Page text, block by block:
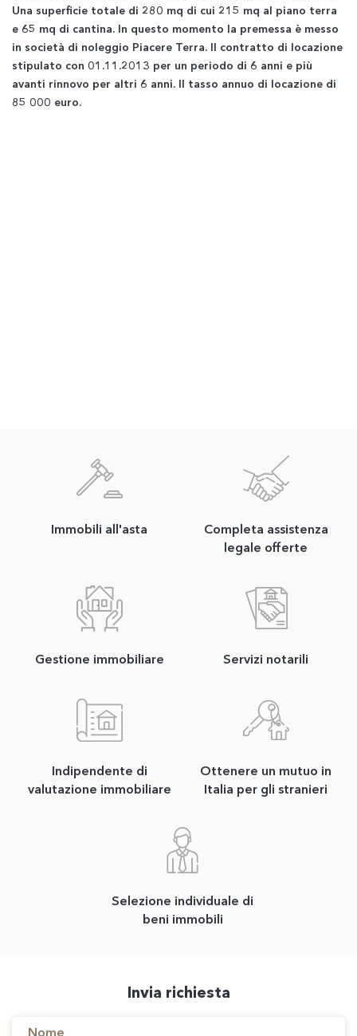
Una superficie totale di 280 mq di cui 215 mq al piano terra
e 65 mq di cantina. In questo momento la premessa è messo
in società di noleggio Piacere Terra. Il contratto di locazione
stipulato con 01.11.2013 per un periodo di 6 anni e più
avanti rinnovo per altri 6 anni. Il tasso annuo di locazione di
85 000 euro.
Immobili all'asta
Completa assistenza
legale offerte
Gestione immobiliare Servizi notarili
Indipendente di
valutazione immobiliare
Ottenere un mutuo in
Italia per gli stranieri
Selezione individuale di
beni immobili
Invia richiesta